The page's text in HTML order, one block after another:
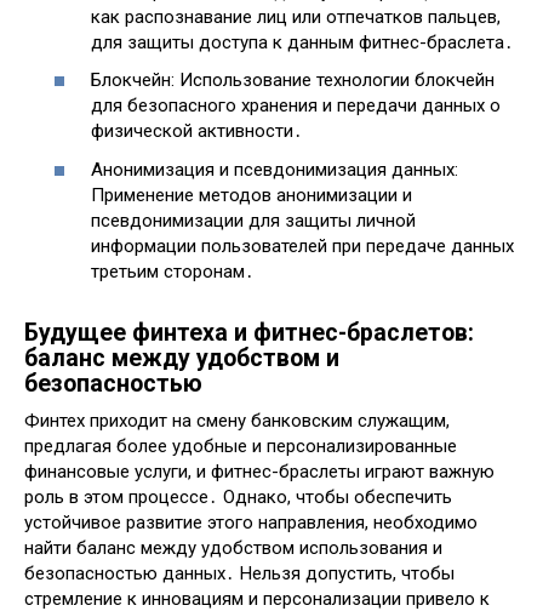
как распознавание лиц или отпечатков пальцев,
для защиты доступа к данным фитнес-браслета․
Блокчейн: Использование технологии блокчейн
для безопасного хранения и передачи данных о
физической активности․
Анонимизация и псевдонимизация данных:
Применение методов анонимизации и
псевдонимизации для защиты личной
информации пользователей при передаче данных
третьим сторонам․
Будущее финтеха и фитнес-браслетов:
баланс между удобством и
безопасностью
Финтех приходит на смену банковским служащим,
предлагая более удобные и персонализированные
финансовые услуги, и фитнес-браслеты играют важную
роль в этом процессе․ Однако, чтобы обеспечить
устойчивое развитие этого направления, необходимо
найти баланс между удобством использования и
безопасностью данных․ Нельзя допустить, чтобы
стремление к инновациям и персонализации привело к